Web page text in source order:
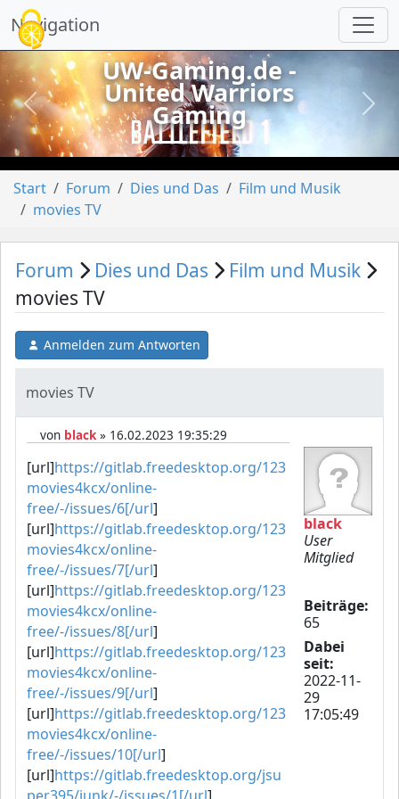
Navigation
vorheriges
UW-Gaming.de -
United Warriors
Gaming
Start Forum Dies und Das
Film und Musik
movies TV
Forum Dies und Das
Film und Musik
movies TV
Anmelden zum Antworten
movies TV
von black » 16.02.2023 19:35:29
[url]https://gitlab.freedesktop.org/123
movies4kcx/online-
free/-/issues/6[/url]
[url]https://gitlab.freedesktop.org/123
movies4kcx/online-
free/-/issues/7[/url]
[url]https://gitlab.freedesktop.org/123
movies4kcx/online-
free/-/issues/8[/url]
[url]https://gitlab.freedesktop.org/123
movies4kcx/online-
free/-/issues/9[/url]
[url]https://gitlab.freedesktop.org/123
movies4kcx/online-
free/-/issues/10[/url]
[url]https://gitlab.freedesktop.org/jsu
black
User
Mitglied
Beiträge:
65
Dabei
seit:
2022-11-
29
17:05:49
Cookie-Einstellungen